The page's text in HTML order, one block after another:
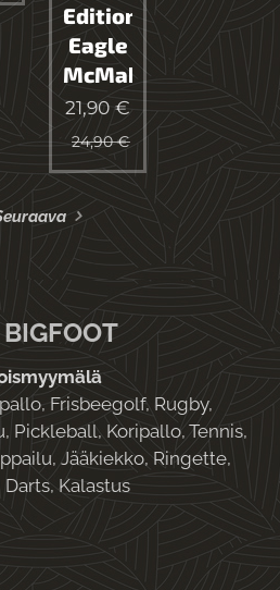
Edition
Eagle
McMahon
21,90 €
24,90€
Frisbeegolf, Rugby,
Pickleball, Koripallo, Tennis,
Jääkiekko, Ringette,
Kalastus